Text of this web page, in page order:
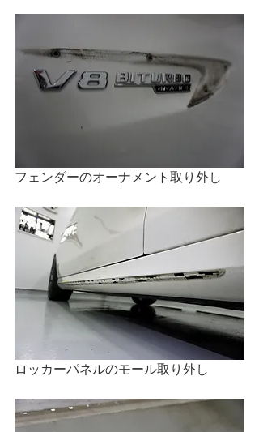
フェンダーのオーナメント取り外し
ロッカーパネルのモール取り外し